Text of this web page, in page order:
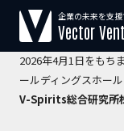
【運営会
2026年4月1日をもち
ールディングスホー
V-Spirits総合研究所
企業の未来を支
Vector